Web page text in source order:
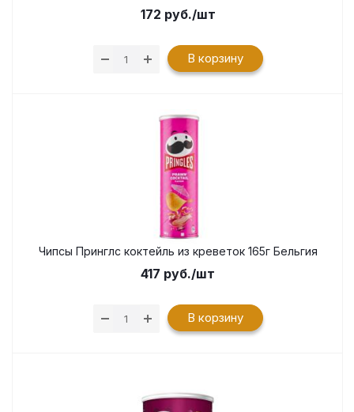
172 руб./шт
В корзину
Чипсы Принглс коктейль из креветок 165г Бельгия
417 руб./шт
В корзину